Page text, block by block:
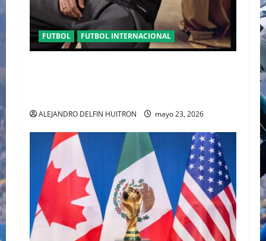
FUTBOL FUTBOL INTERNACIONAL
ALEJANDRO DELFIN HUITRON mayo 23, 2026